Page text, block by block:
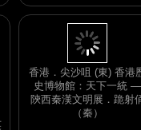
香港．尖沙咀 (東) 香港歷